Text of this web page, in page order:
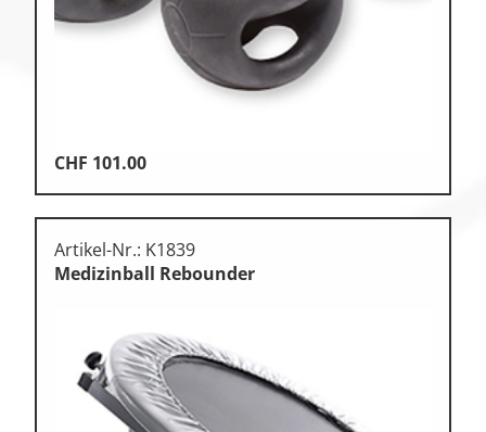
CHF 101.00
Artikel-Nr.: K1839
Medizinball Rebounder